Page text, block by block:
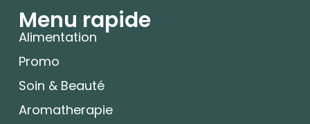
Menu rapide
Alimentation
Promo
Soin & Beauté
Aromatherapie